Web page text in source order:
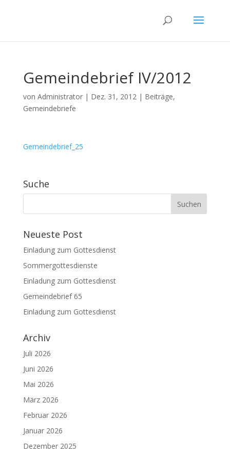
Gemeindebrief IV/2012
von Administrator| Dez. 31, 2012| Beiträge,
Gemeindebriefe
Gemeindebrief_25
Suche
Neueste Post
Einladung zum Gottesdienst
Sommergottesdienste
Einladung zum Gottesdienst
Gemeindebrief 65
Einladung zum Gottesdienst
Archiv
Juli 2026
Juni 2026
Mai 2026
März 2026
Februar 2026
Januar 2026
Dezember 2025